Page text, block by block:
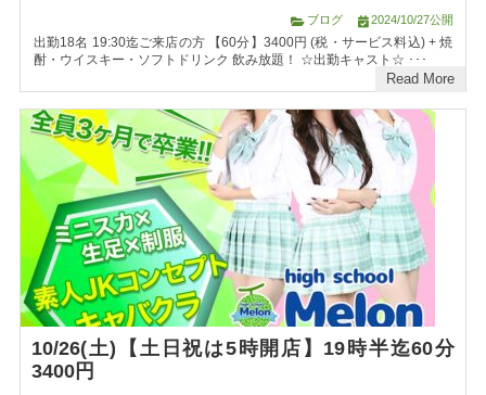
ブログ 2024/10/27公開
出勤18名 19:30迄ご来店の方 【60分】3400円 (税・サービス料込) + 焼
酎・ウイスキー・ソフトドリンク 飲み放題！ ☆出勤キャスト☆ ･･･
Read More
10/26(土)【土日祝は5時開店】19時半迄60分
3400円